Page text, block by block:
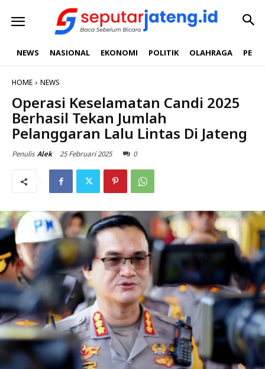
NEWS NASIONAL EKONOMI POLITIK OLAHRAGA
HOME NEWS
Operasi Keselamatan Candi 2025
Berhasil Tekan Jumlah
Pelanggaran Lalu Lintas Di Jateng
Penulis Alek 25 Februari 2025 0